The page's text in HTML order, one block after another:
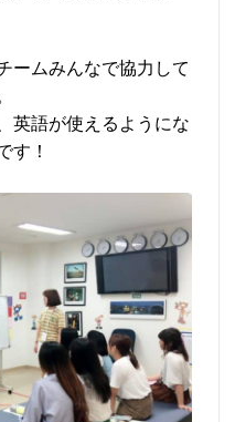
ームみんなで協力して
英語が使えるようにな
す！